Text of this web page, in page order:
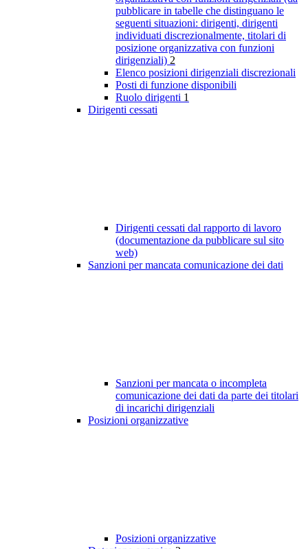
pubblicare in tabelle che distinguano le
seguenti situazioni: dirigenti, dirigenti
individuati discrezionalmente, titolari di
posizione organizzativa con funzioni
dirigenziali) 2
Elenco posizioni dirigenziali discrezionali
Posti di funzione disponibili
Ruolo dirigenti 1
Dirigenti cessati
Dirigenti cessati dal rapporto di lavoro
(documentazione da pubblicare sul sito
web)
Sanzioni per mancata comunicazione dei dati
Sanzioni per mancata o incompleta
comunicazione dei dati da parte dei titolari
di incarichi dirigenziali
Posizioni organizzative
Posizioni organizzative